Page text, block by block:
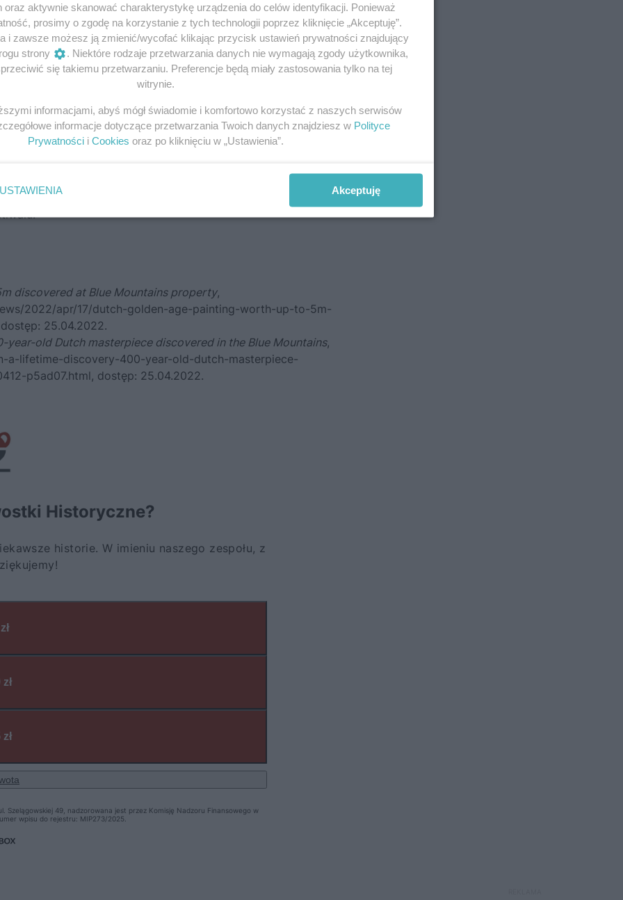
kontrowersje. W momencie jego powstania Gerrit miałby 17
zmarł w wieku zaledwie 25 lat. Co więcej, style malarstwa
stąd wątpliwości który z nich był autorem dzieła. A może
obraz ten można uznać za cenny, ponieważ zazwyczaj
dolarów”. Ten konkretny szacuje się, że może być wart około
się na około 3-3,5 milionów dolarów amerykańskich.
80 rocznicy nawiązania stosunków
i Australię. Premier tej ostatniej Scott Morrison wspomniał o
oraz o wspólnych dążeniach, w tym w kwestii dojścia do
oraz udzielania wsparcia Ukrainie. „Martwa natura”
jako część Australian Heritage Festival, który będzie
discovered at Blue Mountains property,
2022/apr/17/dutch-golden-age-painting-worth-up-to-5m-
dostęp: 25.04.2022.
year-old Dutch masterpiece discovered in the Blue Mountains,
a-lifetime-discovery-400-year-old-dutch-masterpiece-
p5ad07.html, dostęp: 25.04.2022.
oraz aktywnie skanować charakterystykę urządzenia do celów identyfikacji. Ponieważ
prosimy o zgodę na korzystanie z tych technologii poprzez kliknięcie „Akceptuję”.
i zawsze możesz ją zmienić/wycofać klikając przycisk ustawień prywatności znajdujący
strony
. Niektóre rodzaje przetwarzania danych nie wymagają zgody użytkownika,
się takiemu przetwarzaniu. Preferencje będą miały zastosowania tylko na tej
witrynie.
informacjami, abyś mógł świadomie i komfortowo korzystać z naszych serwisów
informacje dotyczące przetwarzania Twoich danych znajdziesz w Polityce
Prywatności i Cookies oraz po kliknięciu w „Ustawienia”.
USTAWIENIA Akceptuję